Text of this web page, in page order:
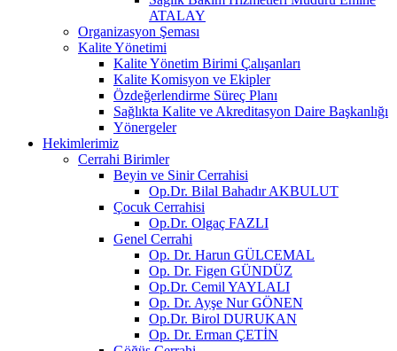
ATALAY
Organizasyon Şeması
Kalite Yönetimi
Kalite Yönetim Birimi Çalışanları
Kalite Komisyon ve Ekipler
Özdeğerlendirme Süreç Planı
Sağlıkta Kalite ve Akreditasyon Daire Başkanlığı
Yönergeler
Hekimlerimiz
Cerrahi Birimler
Beyin ve Sinir Cerrahisi
Op.Dr. Bilal Bahadır AKBULUT
Çocuk Cerrahisi
Op.Dr. Olgaç FAZLI
Genel Cerrahi
Op. Dr. Harun GÜLCEMAL
Op. Dr. Figen GÜNDÜZ
Op.Dr. Cemil YAYLALI
Op. Dr. Ayşe Nur GÖNEN
Op.Dr. Birol DURUKAN
Op. Dr. Erman ÇETİN